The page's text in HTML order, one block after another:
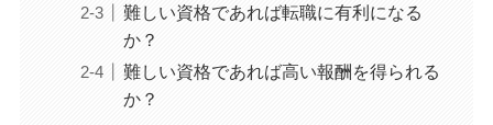
難しい資格であれば転職に有利になる
か？
難しい資格であれば高い報酬を得られる
か？